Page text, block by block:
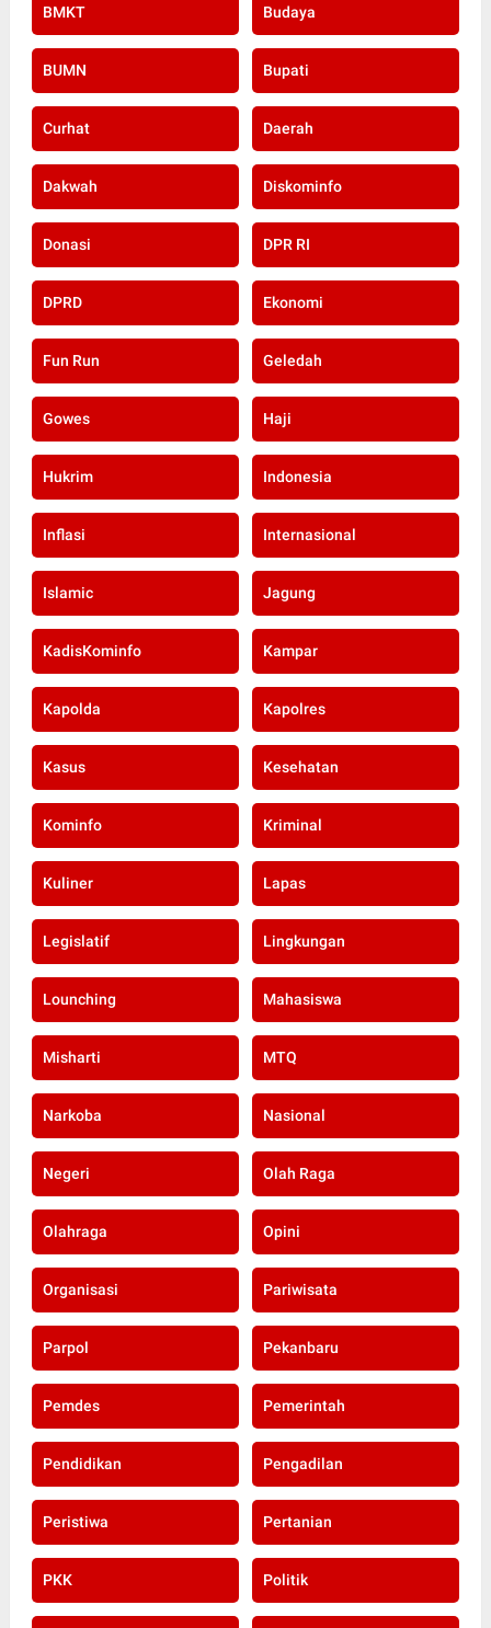
BMKT Budaya
BUMN Bupati
Curhat Daerah
Dakwah Diskominfo
Donasi DPR RI
DPRD Ekonomi
Fun Run Geledah
Gowes Haji
Hukrim Indonesia
Inflasi Internasional
Islamic Jagung
KadisKominfo Kampar
Kapolda Kapolres
Kasus Kesehatan
Kominfo Kriminal
Kuliner Lapas
Legislatif Lingkungan
Lounching Mahasiswa
Misharti MTQ
Narkoba Nasional
Negeri Olah Raga
Olahraga Opini
Organisasi Pariwisata
Parpol Pekanbaru
Pemdes Pemerintah
Pendidikan Pengadilan
Peristiwa Pertanian
PKK Politik